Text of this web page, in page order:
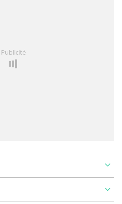
Publicité